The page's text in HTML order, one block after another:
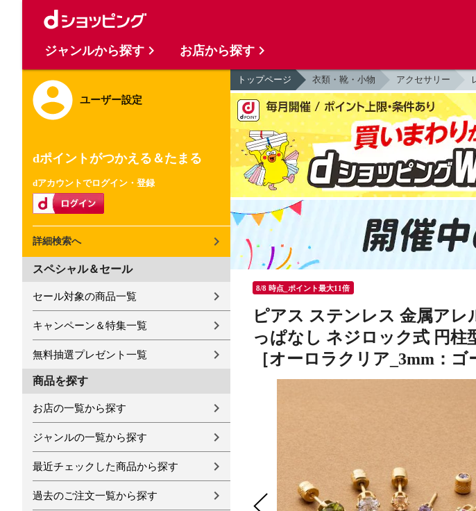
ユーザー設定
dポイントがつかえる＆たまる
dアカウントでログイン・登録
詳細検索へ
スペシャル＆セール
セール対象の商品一覧
キャンペーン＆特集一覧
無料抽選プレゼント一覧
商品を探す
お店の一覧から探す
ジャンルの一覧から探す
最近チェックした商品から探す
過去のご注文一覧から探す
トップページ 衣類・靴・小物 アクセサリー
8/8 時点_ポイント最大11倍
ピアス ステンレス 金属ア
っぱなし ネジロック式 円柱
［オーロラクリア_3mm：ゴ
ジャンルから探す お店から探す